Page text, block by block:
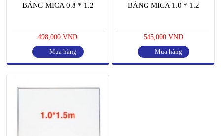
BẢNG MICA 0.8 * 1.2
498,000 VND
Mua hàng
BẢNG MICA 1.0 * 1.2
545,000 VND
Mua hàng